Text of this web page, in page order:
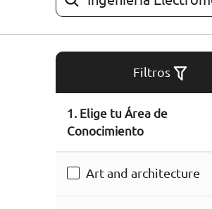
ARTÍCULOS
ORIENTACIÓN
CONTACTO ES
(+34)958 050 200(gratuito en
Filtros
1. Elige tu Área de
Conocimiento
Art and architecture